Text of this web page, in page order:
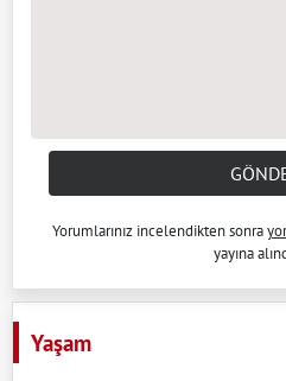
Yorumlarınız incelendikten sonra
yayına
Yaşam